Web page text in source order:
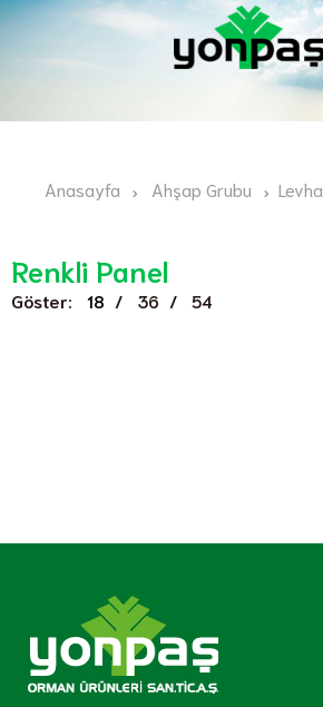
Anasayfa Ahşap Grubu Levha
Renkli Panel
Göster: 18 / 36 / 54